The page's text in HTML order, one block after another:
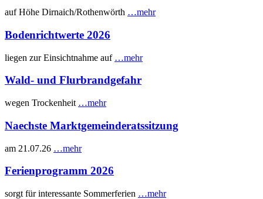
auf Höhe Dirnaich/Rothenwörth …mehr
Bodenrichtwerte 2026
liegen zur Einsichtnahme auf …mehr
Wald- und Flurbrandgefahr
wegen Trockenheit …mehr
Naechste Marktgemeinderatssitzung
am 21.07.26 …mehr
Ferienprogramm 2026
sorgt für interessante Sommerferien …mehr